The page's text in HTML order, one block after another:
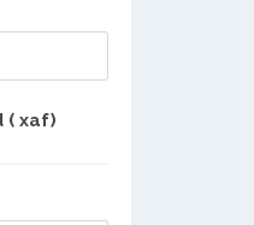
( xaf)